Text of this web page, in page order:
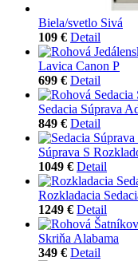
Biela/svetlo Sivá
109 € Detail
Lavica Canon P
699 € Detail
Sedacia Súprava
849 € Detail
Súprava S
1049 € Detail
Rozkladacia
1249 € Detail
Skriňa Alabama
349 € Detail